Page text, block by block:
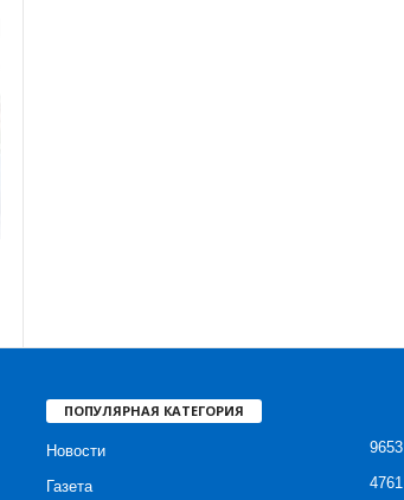
ПОПУЛЯРНАЯ КАТЕГОРИЯ
Новости 9653
Газета 4761